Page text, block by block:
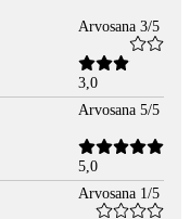
Arvosana 3/5
3,0
Arvosana 5/5
5,0
Arvosana 1/5